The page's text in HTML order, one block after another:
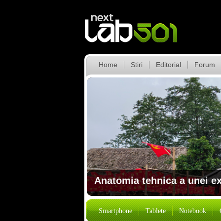
Home Stiri Editorial Forum
Anatomia tehnica a unei
Review – ENDORFY
Jul 22Samsung Galaxy Z Fold8 Ultra,
Jul 15Review – ENDORFY Solum 2 Pro,
Smartphone Tablete Notebook